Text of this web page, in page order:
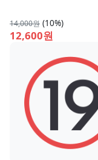
14,000원 (10%)
12,600원